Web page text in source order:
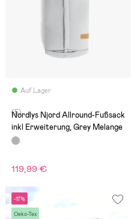
Auf Lager
(5)
Nordlys Njord Allround-Fußsack
inkl Erweiterung, Grey Melange
119,99 €
-17%
Oeko-Tex